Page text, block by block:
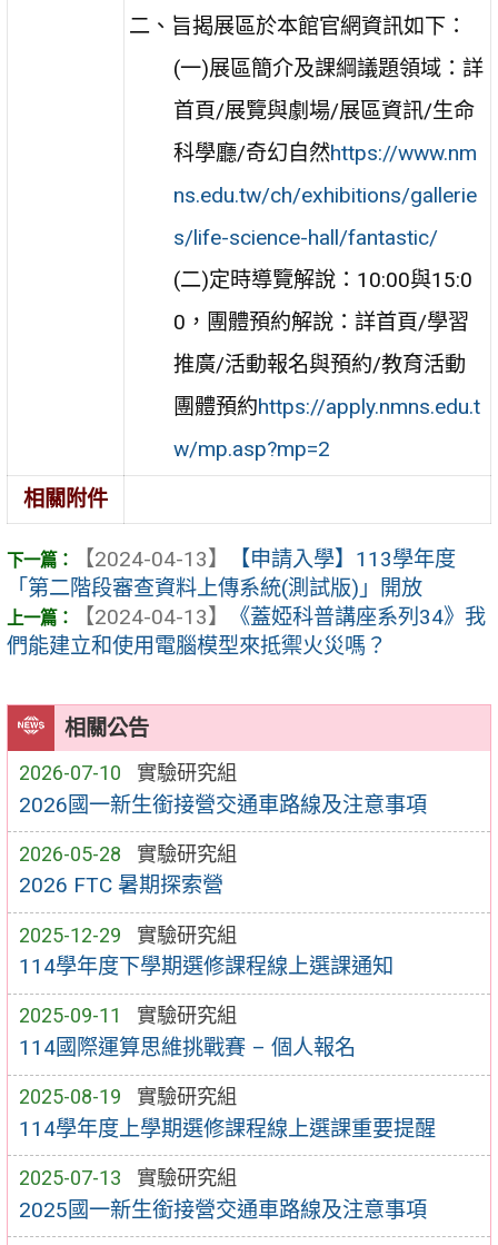
相關公告
2026-07-10 實驗研究組
2026國一新生銜接營交通車路線及注意事項
2026-05-28 實驗研究組
2026 FTC 暑期探索營
2025-12-29 實驗研究組
114學年度下學期選修課程線上選課通知
2025-09-11 實驗研究組
114國際運算思維挑戰賽 – 個人報名
2025-08-19 實驗研究組
114學年度上學期選修課程線上選課重要提醒
2025-07-13 實驗研究組
2025國一新生銜接營交通車路線及注意事項
二、旨揭展區於本館官網資訊如下：
(一)展區簡介及課綱議題領域：詳
首頁/展覽與劇場/展區資訊/生命
科學廳/奇幻自然https://www.nm
ns.edu.tw/ch/exhibitions/gallerie
s/life-science-hall/fantastic/
(二)定時導覽解說：10:00與15:0
0，團體預約解說：詳首頁/學習
推廣/活動報名與預約/教育活動
團體預約https://apply.nmns.edu.t
w/mp.asp?mp=2
相關附件
【2024-04-13】
【申請入學】113學年度
「第二階段審查資料上傳系統(測試版)」開放
【2024-04-13】
《蓋婭科普講座系列34》我
們能建立和使用電腦模型來抵禦火災嗎？